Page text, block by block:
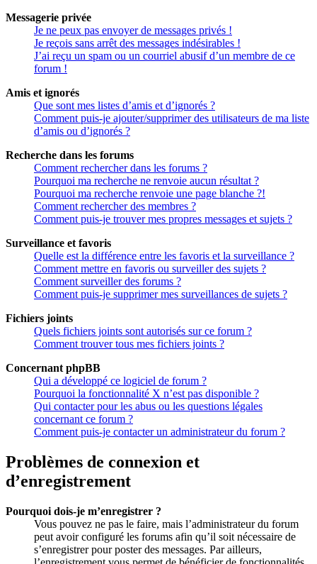
Messagerie privée
Je ne peux pas envoyer de messages privés !
Je reçois sans arrêt des messages indésirables !
J’ai reçu un spam ou un courriel abusif d’un membre de ce
forum !
Amis et ignorés
Que sont mes listes d’amis et d’ignorés ?
Comment puis-je ajouter/supprimer des utilisateurs de ma liste
d’amis ou d’ignorés ?
Recherche dans les forums
Comment rechercher dans les forums ?
Pourquoi ma recherche ne renvoie aucun résultat ?
Pourquoi ma recherche renvoie une page blanche ?!
Comment rechercher des membres ?
Comment puis-je trouver mes propres messages et sujets ?
Surveillance et favoris
Quelle est la différence entre les favoris et la surveillance ?
Comment mettre en favoris ou surveiller des sujets ?
Comment surveiller des forums ?
Comment puis-je supprimer mes surveillances de sujets ?
Fichiers joints
Quels fichiers joints sont autorisés sur ce forum ?
Comment trouver tous mes fichiers joints ?
Concernant phpBB
Qui a développé ce logiciel de forum ?
Pourquoi la fonctionnalité X n’est pas disponible ?
Qui contacter pour les abus ou les questions légales
concernant ce forum ?
Comment puis-je contacter un administrateur du forum ?
Problèmes de connexion et
d’enregistrement
Pourquoi dois-je m’enregistrer ?
Vous pouvez ne pas le faire, mais l’administrateur du forum
peut avoir configuré les forums afin qu’il soit nécessaire de
s’enregistrer pour poster des messages. Par ailleurs,